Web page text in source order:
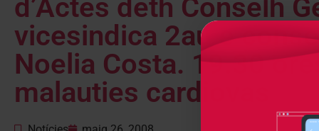
d’Actes deth Conselh
vicesindica 2au e
Noelia Costa. 19.30
malauties cardiovas